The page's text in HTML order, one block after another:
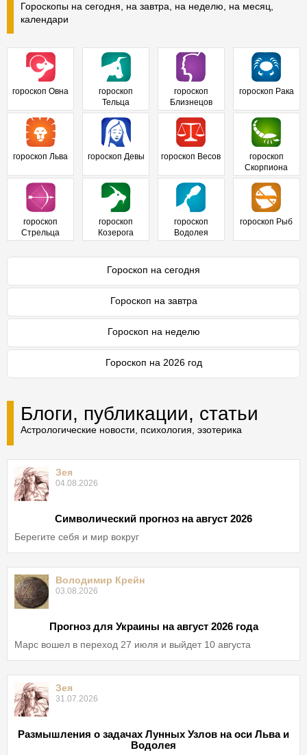
Гороскопы на сегодня, на завтра, на неделю, на месяц,
календари
гороскоп Овна
гороскоп
Тельца
гороскоп
Близнецов
гороскоп Рака
гороскоп Льва гороскоп Девы гороскоп Весов
гороскоп
Скорпиона
гороскоп
Стрельца
гороскоп
Козерога
гороскоп
Водолея
гороскоп Рыб
Гороскоп на сегодня
Гороскоп на завтра
Гороскоп на неделю
Гороскоп на 2026 год
Блоги, публикации, статьи
Астрологические новости, психология, эзотерика
Зея
04.08.2026
Символический прогноз на август 2026
Берегите себя и мир вокруг
Володимир Крейн
03.08.2026
Прогноз для Украины на август 2026 года
Марс вошел в переход 27 июля и выйдет 10 августа
Зея
31.07.2026
Размышления о задачах Лунных Узлов на оси Льва и
Водолея